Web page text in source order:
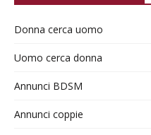
Donna cerca uomo
Uomo cerca donna
Annunci BDSM
Annunci coppie